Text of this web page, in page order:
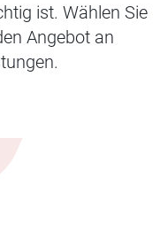
ist. Wählen Sie
Angebot an